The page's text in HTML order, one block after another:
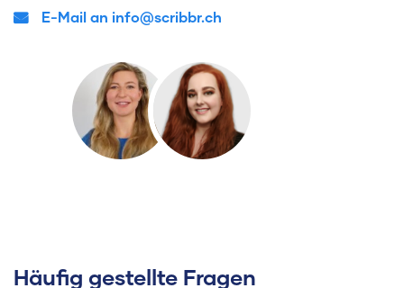
E-Mail an info@scribbr.ch
Häufig gestellte Fragen